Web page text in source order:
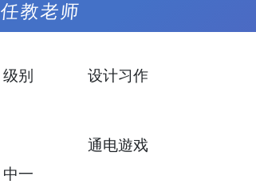
任教老师
级别 设计习作
中一
通电遊戏